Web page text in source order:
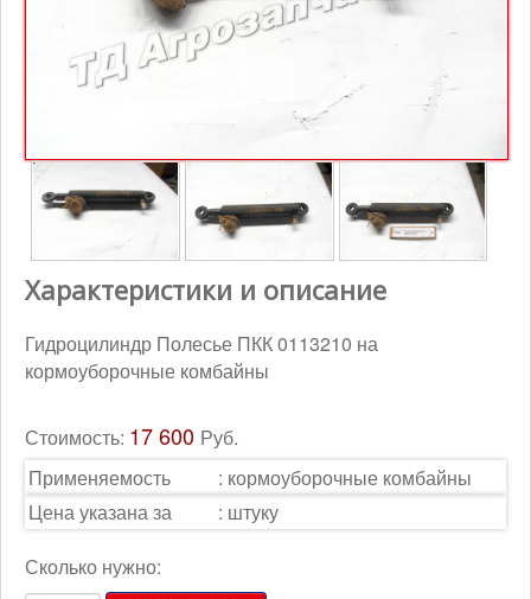
Контакты
Корзина
Характеристики и описание
Гидроцилиндр Полесье ПКК 0113210 на
кормоуборочные комбайны
Стоимость: 17 600 Руб.
Применяемость
: кормоуборочные комбайны
Цена указана за
: штуку
Сколько нужно: